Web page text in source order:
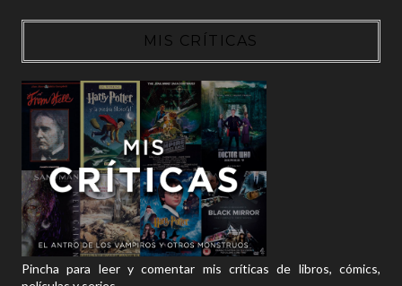
MIS CRÍTICAS
Pincha para leer y comentar mis críticas de libros, cómics,